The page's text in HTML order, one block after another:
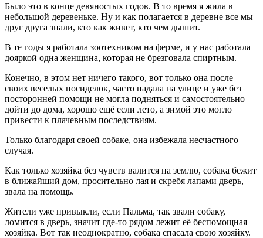
Было это в конце девяностых годов. В то время я жила в
небольшой деревеньке. Ну и как полагается в деревне все мы
друг друга знали, кто как живет, кто чем дышит.
В те годы я работала зоотехником на ферме, и у нас работала
дояркой одна женщина, которая не брезговала спиртным.
Конечно, в этом нет ничего такого, вот только она после
своих веселых посиделок, часто падала на улице и уже без
посторонней помощи не могла подняться и самостоятельно
дойти до дома, хорошо ещё если лето, а зимой это могло
привести к плачевным последствиям.
Только благодаря своей собаке, она избежала несчастного
случая.
Как только хозяйка без чувств валится на землю, собака бежит
в ближайший дом, просительно лая и скребя лапами дверь,
звала на помощь.
Жители уже привыкли, если Пальма, так звали собаку,
ломится в дверь, значит где-то рядом лежит её беспомощная
хозяйка. Вот так неоднократно, собака спасала свою хозяйку.